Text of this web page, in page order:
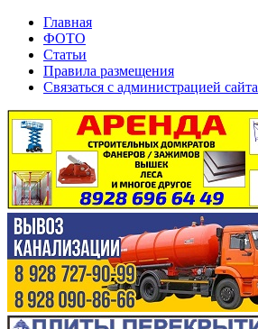
Главная
ФОТО
Статьи
Правила размещения
Связаться с администрацией сайта